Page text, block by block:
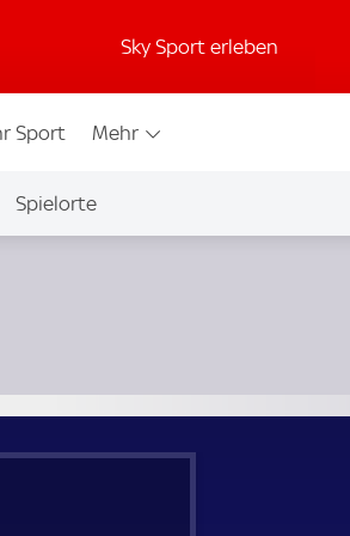
Sky Sport erleben
Sport Mehr
Spielorte